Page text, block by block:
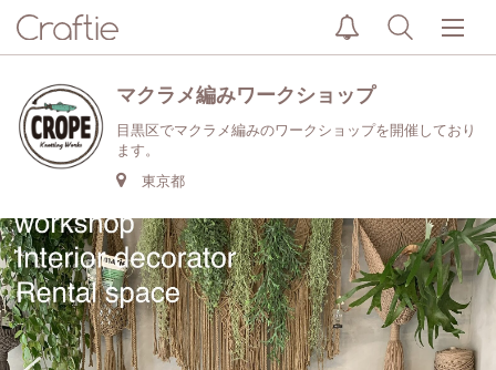
マクラメ編みワークショップ
目黒区でマクラメ編みのワークショップを開催しており
ます。
東京都